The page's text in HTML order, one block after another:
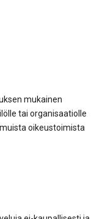
mukainen
tai organisaatiolle
oikeustoimista